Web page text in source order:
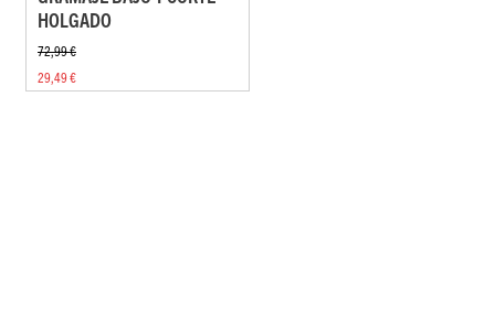
HOLGADO
72,99 €
29,49 €